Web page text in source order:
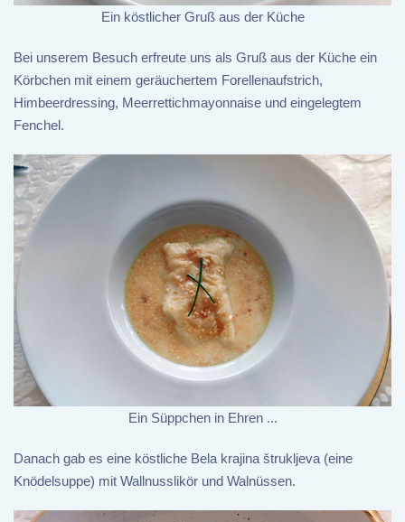
Ein köstlicher Gruß aus der Küche
Bei unserem Besuch erfreute uns als Gruß aus der Küche ein
Körbchen mit einem geräuchertem Forellenaufstrich,
Himbeerdressing, Meerrettichmayonnaise und eingelegtem
Fenchel.
Ein Süppchen in Ehren ...
Danach gab es eine köstliche Bela krajina štrukljeva (eine
Knödelsuppe) mit Wallnusslikör und Walnüssen.